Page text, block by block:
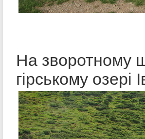
На зворотному
гірському озері